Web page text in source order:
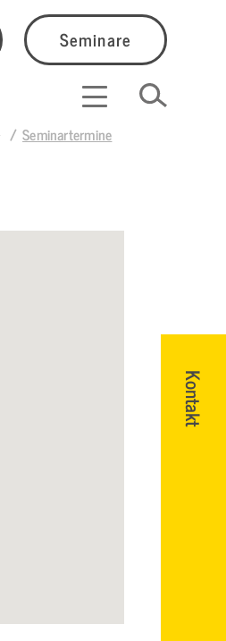
Seminare
Seminartermine
Kontakt